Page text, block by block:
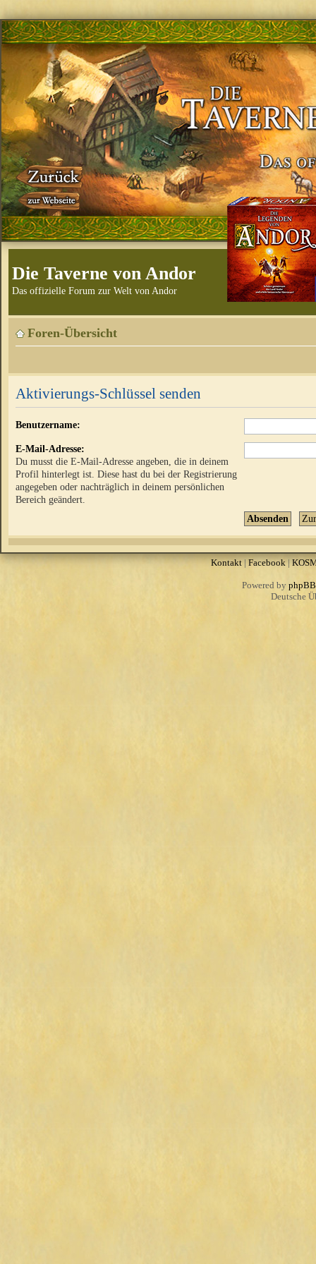
Die Taverne von Andor
Das offizielle Forum zur Welt von Andor
Foren-Übersicht
Aktivierungs-Schlüssel senden
Benutzername:
E-Mail-Adresse:
Du musst die E-Mail-Adresse angeben, die in deinem
Profil hinterlegt ist. Diese hast du bei der Registrierung
angegeben oder nachträglich in deinem persönlichen
Bereich geändert.
Kontakt| Facebook |
Powered by phpBB
Deutsche